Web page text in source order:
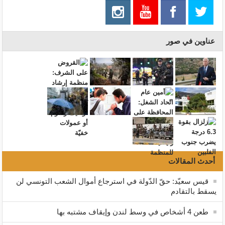
عناوين في صور
أحدث المقالات
قيس سعيّد: حقّ الدّولة في استرجاع أموال الشعب التونسي لن
يسقط بالتقادم
طعن 4 أشخاص في وسط لندن وإيقاف مشتبه بها